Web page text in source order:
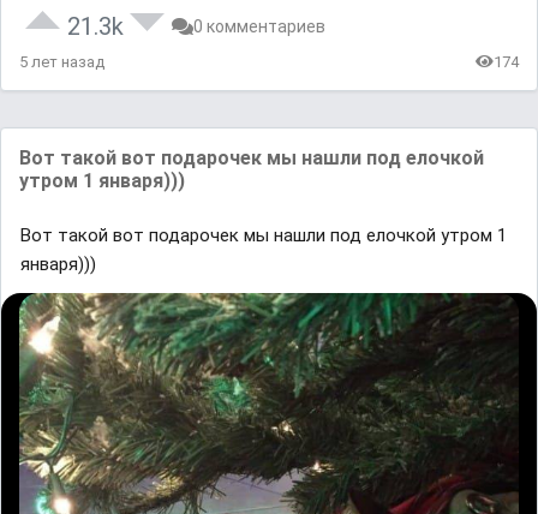
21.3k 0 комментариев
5 лет назад 174
Вот такой вот подарочек мы нашли под елочкой
утром 1 января)))
Вот такой вот подарочек мы нашли под елочкой утром 1
января)))